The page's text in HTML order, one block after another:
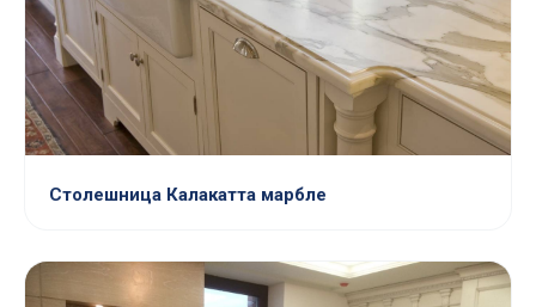
Столешница Калакатта марбле